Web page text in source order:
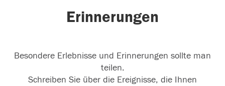
Erinnerungen
Besondere Erlebnisse und Erinnerungen sollte man
teilen.
Schreiben Sie über die Ereignisse, die Ihnen